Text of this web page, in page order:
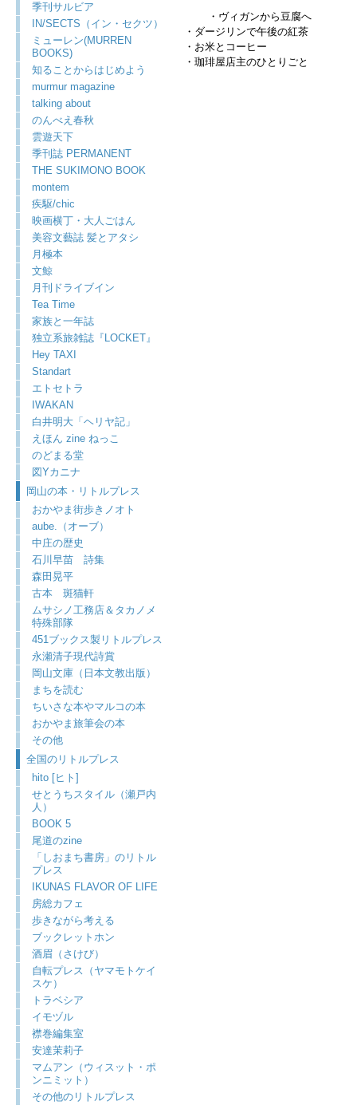
季刊サルビア
IN/SECTS（イン・セクツ）
ミューレン(MURREN
BOOKS)
知ることからはじめよう
murmur magazine
talking about
のんべえ春秋
雲遊天下
季刊誌 PERMANENT
THE SUKIMONO BOOK
montem
疾駆/chic
映画横丁・大人ごはん
美容文藝誌 髪とアタシ
月極本
文鯨
月刊ドライブイン
Tea Time
家族と一年誌
独立系旅雑誌『LOCKET』
Hey TAXI
Standart
エトセトラ
IWAKAN
白井明大「ヘリヤ記」
えほん zine ねっこ
のどまる堂
図Yカニナ
岡山の本・リトルプレス
おかやま街歩きノオト
aube.（オーブ）
中庄の歴史
石川早苗 詩集
森田晃平
古本 斑猫軒
ムサシノ工務店＆タカノメ
特殊部隊
451ブックス製リトルプレス
永瀬清子現代詩賞
岡山文庫（日本文教出版）
まちを読む
ちいさな本やマルコの本
おかやま旅筆会の本
その他
全国のリトルプレス
hito [ヒト]
せとうちスタイル（瀬戸内
人）
BOOK 5
尾道のzine
「しおまち書房」のリトル
プレス
IKUNAS FLAVOR OF LIFE
房総カフェ
歩きながら考える
ブックレットホン
酒眉（さけび）
自転プレス（ヤマモトケイ
スケ）
トラベシア
イモヅル
襟巻編集室
安達茉莉子
マムアン（ウィスット・ポ
ンニミット）
その他のリトルプレス
・ヴィガンから豆腐へ
・ダージリンで午後の紅茶
・お米とコーヒー
・珈琲屋店主のひとりごと